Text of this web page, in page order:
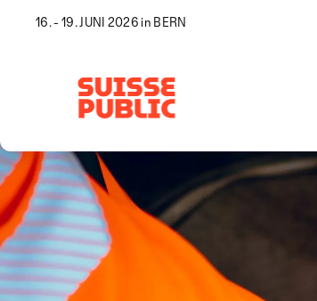
16. - 19. JUNI 2026 in BERN